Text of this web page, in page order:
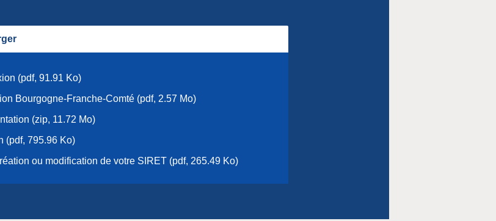
(pdf, 91.91 Ko)
Bourgogne-Franche-Comté (pdf, 2.57 Mo)
(zip, 11.72 Mo)
(pdf, 795.96 Ko)
ou modification de votre SIRET (pdf, 265.49 Ko)